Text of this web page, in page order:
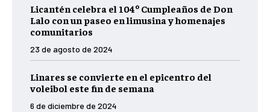
Licantén celebra el 104º Cumpleaños de Don
Lalo con un paseo en limusina y homenajes
comunitarios
23 de agosto de 2024
Linares se convierte en el epicentro del
voleibol este fin de semana
6 de diciembre de 2024